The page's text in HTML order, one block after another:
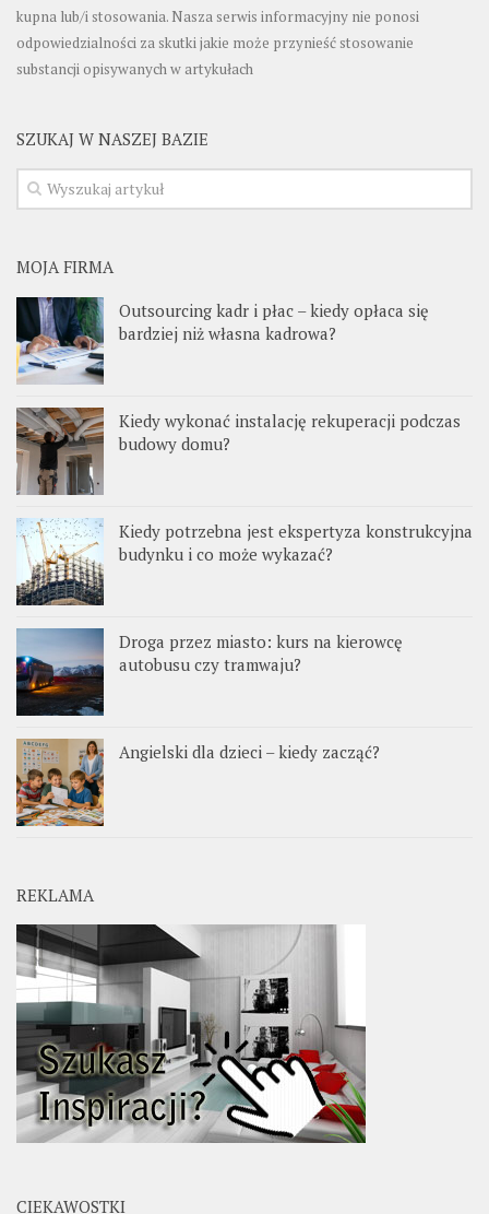
kupna lub/i stosowania. Nasza serwis informacyjny nie ponosi
odpowiedzialności za skutki jakie może przynieść stosowanie
substancji opisywanych w artykułach
SZUKAJ W NASZEJ BAZIE
MOJA FIRMA
Outsourcing kadr i płac – kiedy opłaca się
bardziej niż własna kadrowa?
Kiedy wykonać instalację rekuperacji podczas
budowy domu?
Kiedy potrzebna jest ekspertyza konstrukcyjna
budynku i co może wykazać?
Droga przez miasto: kurs na kierowcę
autobusu czy tramwaju?
Angielski dla dzieci – kiedy zacząć?
REKLAMA
CIEKAWOSTKI